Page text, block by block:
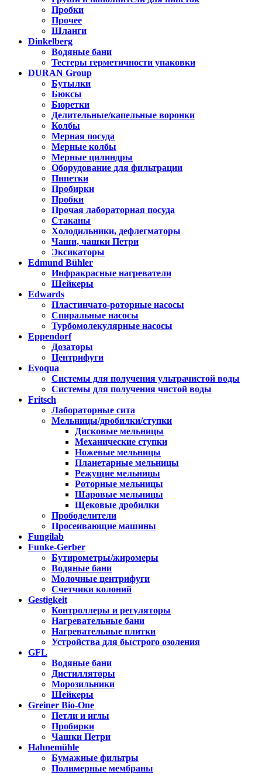
Пробки
Прочее
Шланги
Dinkelberg
Водяные бани
Тестеры герметичности упаковки
DURAN Group
Бутылки
Бюксы
Бюретки
Делительные/капельные воронки
Колбы
Мерная посуда
Мерные колбы
Мерные цилиндры
Оборудование для фильтрации
Пипетки
Пробирки
Пробки
Прочая лабораторная посуда
Стаканы
Холодильники, дефлегматоры
Чаши, чашки Петри
Эксикаторы
Edmund Bühler
Инфракрасные нагреватели
Шейкеры
Edwards
Пластинчато-роторные насосы
Спиральные насосы
Турбомолекулярные насосы
Eppendorf
Дозаторы
Центрифуги
Evoqua
Системы для получения ультрачистой воды
Системы для получения чистой воды
Fritsch
Лабораторные сита
Мельницы/дробилки/ступки
Дисковые мельницы
Механические ступки
Ножевые мельницы
Планетарные мельницы
Режущие мельницы
Роторные мельницы
Шаровые мельницы
Щековые дробилки
Прободелители
Просеивающие машины
Fungilab
Funke-Gerber
Бутирометры/жиромеры
Водяные бани
Молочные центрифуги
Счетчики колоний
Gestigkeit
Контроллеры и регуляторы
Нагревательные бани
Нагревательные плитки
Устройства для быстрого озоления
GFL
Водяные бани
Дистилляторы
Морозильники
Шейкеры
Greiner Bio-One
Петли и иглы
Пробирки
Чашки Петри
Hahnemühle
Бумажные фильтры
Полимерные мембраны